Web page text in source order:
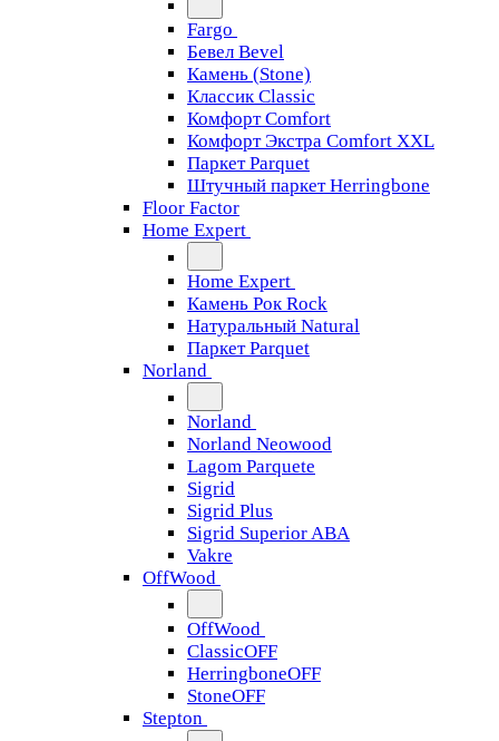
Fargo
Бевел Bevel
Камень (Stone)
Классик Classic
Комфорт Comfort
Комфорт Экстра Comfort XXL
Паркет Parquet
Штучный паркет Herringbone
Floor Factor
Home Expert
Home Expert
Камень Рок Rock
Натуральный Natural
Паркет Parquet
Norland
Norland
Norland Neowood
Lagom Parquete
Sigrid
Sigrid Plus
Sigrid Superior ABA
Vakre
OffWood
OffWood
ClassicOFF
HerringboneOFF
StoneOFF
Stepton